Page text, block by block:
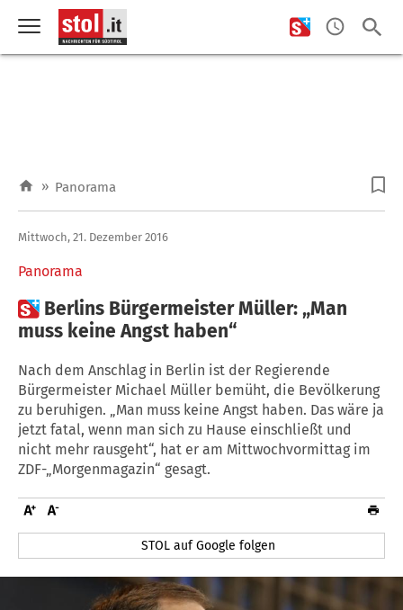
» Panorama
Panorama
Mittwoch, 21. Dezember 2016
 Berlins Bürgermeister Müller: „Man
muss keine Angst haben“
Nach dem Anschlag in Berlin ist der Regierende
Bürgermeister Michael Müller bemüht, die Bevölkerung
zu beruhigen. „Man muss keine Angst haben. Das wäre ja
jetzt fatal, wenn man sich zu Hause einschließt und
nicht mehr rausgeht“, hat er am Mittwochvormittag im
ZDF-„Morgenmagazin“ gesagt.
STOL auf Google folgen